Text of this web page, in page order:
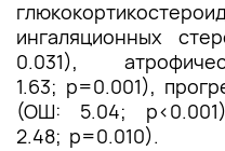
ингаляционных
0.031),
1.63; р=0.001),
(ОШ: 5.04;
2.48; р=0.010).